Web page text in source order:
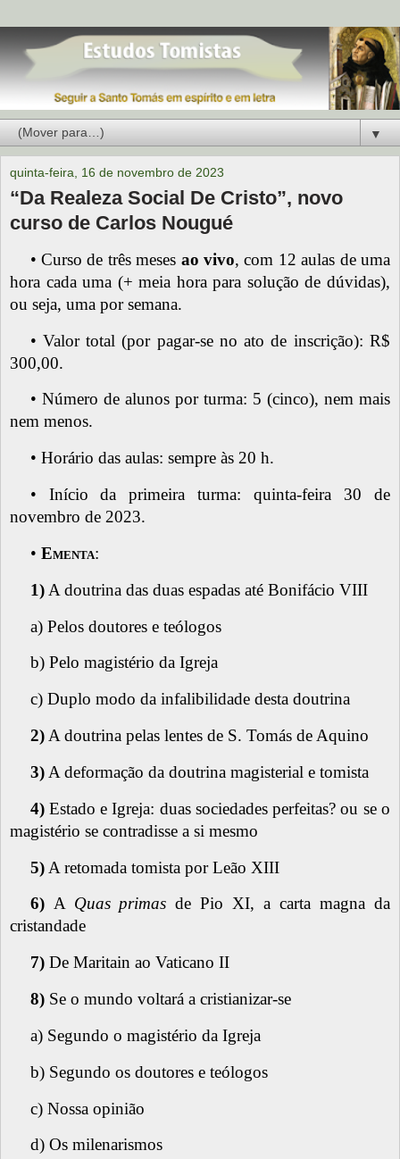
▼
quinta-feira, 16 de novembro de 2023
“Da Realeza Social De Cristo”, novo
curso de Carlos Nougué
• Curso de três meses ao vivo, com 12 aulas de uma
hora cada uma (+ meia hora para solução de dúvidas),
ou seja, uma por semana.
• Valor total (por pagar-se no ato de inscrição): R$
300,00.
• Número de alunos por turma: 5 (cinco), nem mais
nem menos.
• Horário das aulas: sempre às 20 h.
• Início da primeira turma: quinta-feira 30 de
novembro de 2023.
• Ementa:
1)A doutrina das duas espadas até Bonifácio VIII
a) Pelos doutores e teólogos
b) Pelo magistério da Igreja
c) Duplo modo da infalibilidade desta doutrina
2)A doutrina pelas lentes de S. Tomás de Aquino
3)A deformação da doutrina magisterial e tomista
4)Estado e Igreja: duas sociedades perfeitas? ou se o
magistério se contradisse a si mesmo
5)A retomada tomista por Leão XIII
6) A Quas primas de Pio XI, a carta magna da
cristandade
7) De Maritain ao Vaticano II
8) Se o mundo voltará a cristianizar-se
a) Segundo o magistério da Igreja
b) Segundo os doutores e teólogos
c) Nossa opinião
d) Os milenarismos